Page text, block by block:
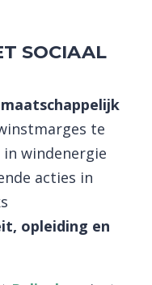
SOCIAAL
te
windenergie
acties in
opleiding en